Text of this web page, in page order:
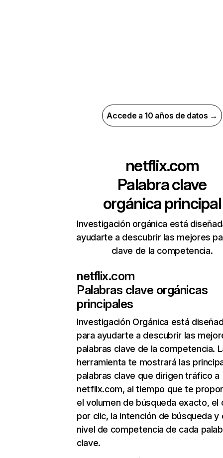
Accede a 10 años de datos →
netflix.com
Palabra clave
orgánica principal
Investigación orgánica está
ayudarte a descubrir las mejores
clave de la competencia.
netflix.com
Palabras clave orgánicas
principales
Investigación Orgánica está
para ayudarte a descubrir las
palabras clave de la competencia.
herramienta te mostrará las
palabras clave que dirigen tráfico a
netflix.com, al tiempo que te
el volumen de búsqueda exacto, el
por clic, la intención de búsqueda y
nivel de competencia de cada
clave.